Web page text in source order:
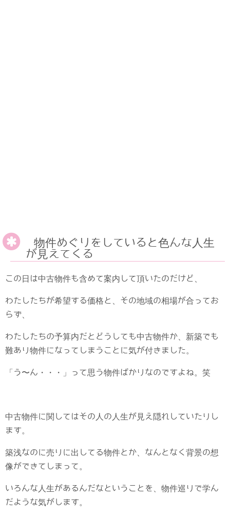
物件めぐりをしていると色んな人生
が見えてくる
この日は中古物件も含めて案内して頂いたのだけど、
わたしたちが希望する価格と、その地域の相場が合ってお
らず、
わたしたちの予算内だとどうしても中古物件か、新築でも
難あり物件になってしまうことに気が付きました。
「う〜ん・・・」って思う物件ばかりなのですよね。笑
中古物件に関してはその人の人生が見え隠れしていたりし
ます。
築浅なのに売りに出してる物件とか、なんとなく背景の想
像ができてしまって。
いろんな人生があるんだなということを、物件巡りで学ん
だような気がします。